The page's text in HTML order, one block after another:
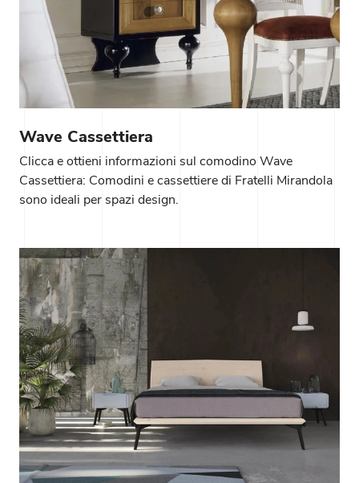
Wave Cassettiera
Clicca e ottieni informazioni sul comodino Wave
Cassettiera: Comodini e cassettiere di Fratelli Mirandola
sono ideali per spazi design.